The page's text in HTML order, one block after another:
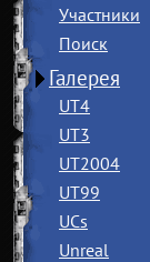
Участники
Поиск
Галерея
UT4
UT3
UT2004
UT99
UCs
Unreal